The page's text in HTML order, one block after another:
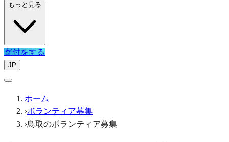
もっと見る
寄付をする
JP
ホーム
›ボランティア募集
›鳥取のボランティア募集